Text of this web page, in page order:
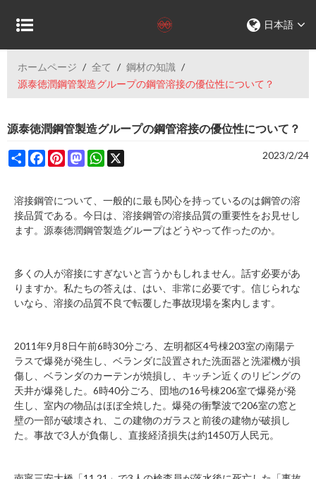
日本語
ホームページ / 全て / 鋼材の知識 /
源泰徳潤鋼管製造グループの鋼管溶接の優位性について？
源泰徳潤鋼管製造グループの鋼管溶接の優位性について？
ShareFacebookPinterestMastodonWhatsApp 2023/2/24
溶接鋼管について、一般的に最も関心を持っているのは鋼管の溶
接品質である。今日は、溶接鋼管の溶接品質の重要性をお見せし
ます。源泰徳潤鋼管製造グループはどうやって作ったのか。
多くの人が溶接にすぎないと言うかもしれません。話す必要があ
りますか。私たちの答えは、はい、非常に必要です。信じられな
いなら、溶接の品質不良で転覆した事故現場を案内します。
2011年9月8日午前6時30分ごろ、左明都区4号棟203室の南陽テ
ラスで爆発が発生し、ベランダに設置された洗面器と洗濯機が損
傷し、ベランダのカーテンが焼損し、キッチン近くのリビングの
天井が爆発した。6時40分ごろ、団地の16号棟206室で爆発が発
生し、室内の物品はほぼ全焼した。爆発の衝撃波で206室の窓と
壁の一部が破壊され、この建物のガラスと前後の建物が破損し
た。事故で3人が負傷し、直接経済損失は約1450万人民元。